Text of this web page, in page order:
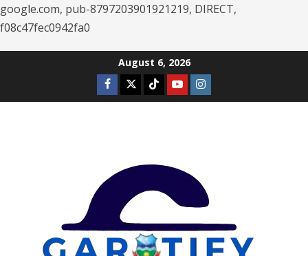
google.com, pub-8797203901921219, DIRECT,
f08c47fec0942fa0
August 6, 2026
Facebook
TwitterTiktokYoutubeInstagram